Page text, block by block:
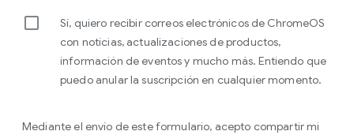
Sí, quiero recibir correos electrónicos de ChromeOS
con noticias, actualizaciones de productos,
información de eventos y mucho más. Entiendo que
puedo anular la suscripción en cualquier momento.
Mediante el envío de este formulario, acepto compartir mi